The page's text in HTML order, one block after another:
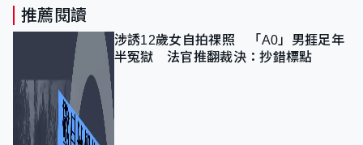
推薦閱讀
涉誘12歲女自拍祼照 「A0」男捱足年
半冤獄 法官推翻裁決：抄錯標點